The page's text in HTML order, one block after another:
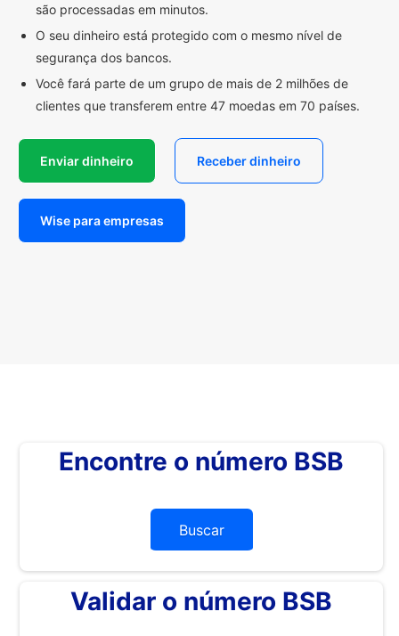
são processadas em minutos.
O seu dinheiro está protegido com o mesmo nível de
segurança dos bancos.
Você fará parte de um grupo de mais de 2 milhões de
clientes que transferem entre 47 moedas em 70 países.
Enviar dinheiro Receber dinheiro
Wise para empresas
Encontre o número BSB
Buscar
Validar o número BSB